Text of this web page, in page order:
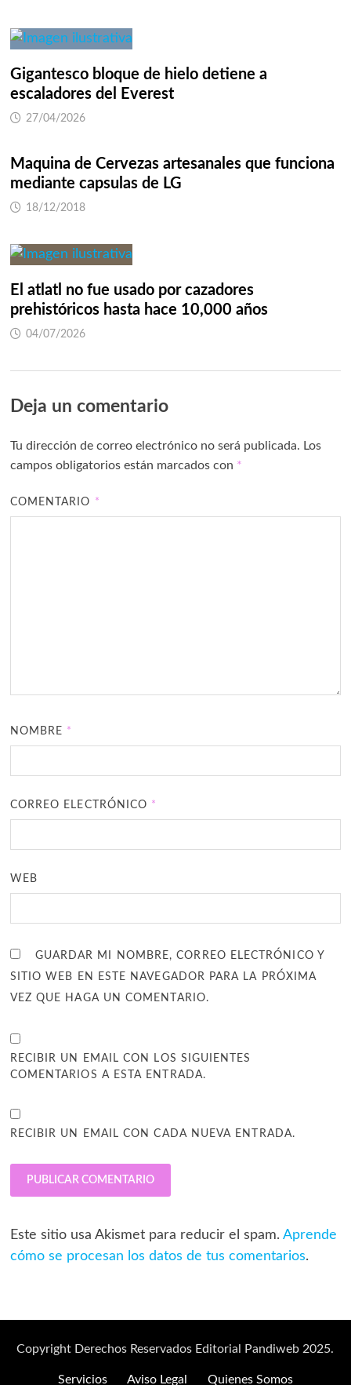
Gigantesco bloque de hielo detiene a
escaladores del Everest
27/04/2026
Maquina de Cervezas artesanales que funciona
mediante capsulas de LG
18/12/2018
El atlatl no fue usado por cazadores
prehistóricos hasta hace 10,000 años
04/07/2026
Deja un comentario
Tu dirección de correo electrónico no será publicada. Los
campos obligatorios están marcados con *
COMENTARIO *
NOMBRE *
CORREO ELECTRÓNICO *
WEB
GUARDAR MI NOMBRE, CORREO ELECTRÓNICO Y
SITIO WEB EN ESTE NAVEGADOR PARA LA PRÓXIMA
VEZ QUE HAGA UN COMENTARIO.
RECIBIR UN EMAIL CON LOS SIGUIENTES
COMENTARIOS A ESTA ENTRADA.
RECIBIR UN EMAIL CON CADA NUEVA ENTRADA.
Este sitio usa Akismet para reducir el spam. Aprende
cómo se procesan los datos de tus comentarios.
Copyright Derechos Reservados Editorial Pandiweb 2025.
Servicios Aviso Legal Quienes Somos